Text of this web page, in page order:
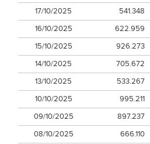
17/10/2025 541.348
16/10/2025
622.959
15/10/2025
926.273
14/10/2025
705.672
13/10/2025
533.267
10/10/2025
995.211
09/10/2025
897.237
08/10/2025
666.110